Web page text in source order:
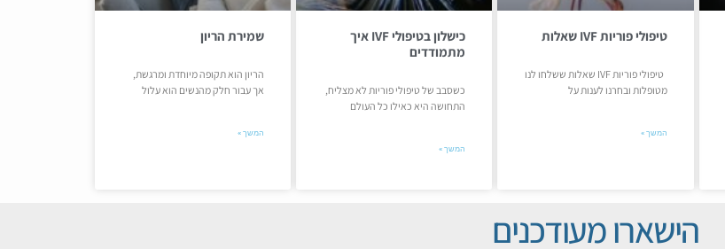
טיפולי פוריות IVF שאלות
טיפולי פוריות IVF שאלות ששלחו לנו
מטופלות ובחרנו לענות על
המשך »
כישלון בטיפולי IVF איך
מתמודדים
כשסבב של טיפולי פוריות לא מצליח,
התחושה היא כאילו כל העולם
המשך »
שמירת הריון
הריון הוא תקופה מיוחדת ומרגשת,
אך עבור חלק מהנשים הוא עלול
המשך »
הישארו מעודכנים